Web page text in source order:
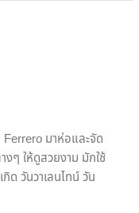
Ferrero มาห่อและจัด
ๆ ให้ดูสวยงาม มักใช้
ด วันวาเลนไทน์ วัน